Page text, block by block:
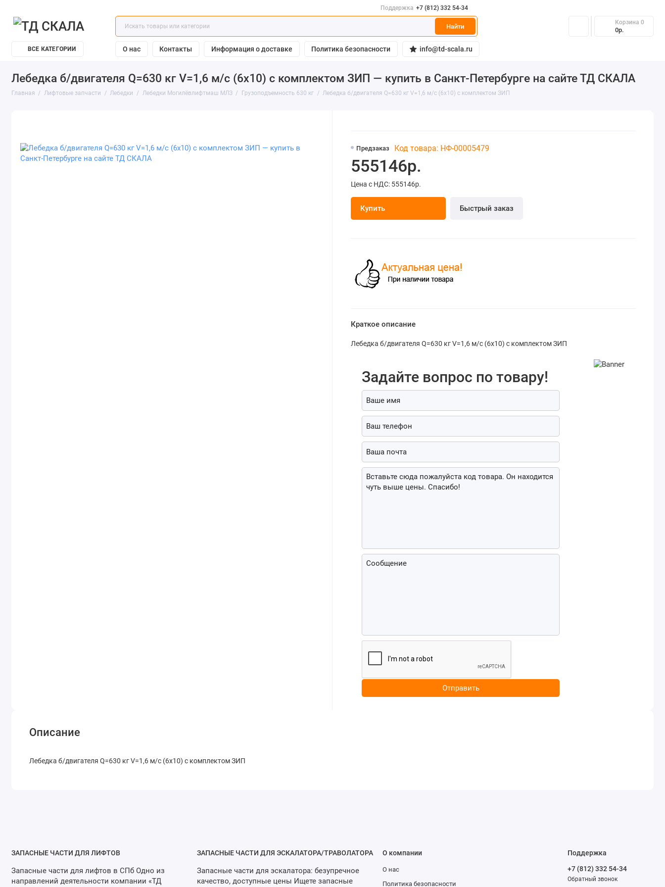
Поддержка +7 (812) 332 54-34
Найти
Корзина 0
0р.
ВСЕ КАТЕГОРИИ О нас Контакты Информация о доставке Политика безопасности info@td-scala.ru
Лебедка б/двигателя Q=630 кг V=1,6 м/с (6х10) с комплектом ЗИП — купить в Санкт-Петербурге на сайте ТД СКАЛА
Главная Лифтовые запчасти Лебедки Лебедки Могилёвлифтмаш МЛЗ Грузоподъемность 630 кг Лебедка б/двигателя Q=630 кг V=1,6 м/с (6х10) с комплектом ЗИП
Предзаказ Код товара: НФ-00005479
555146р.
Цена с НДС: 555146р.
Купить Быстрый заказ
Краткое описание
Лебедка б/двигателя Q=630 кг V=1,6 м/с (6х10) с комплектом ЗИП
Задайте вопрос по товару!
Отправить
Описание
Лебедка б/двигателя Q=630 кг V=1,6 м/с (6х10) с комплектом ЗИП
ЗАПАСНЫЕ ЧАСТИ ДЛЯ ЛИФТОВ
Запасные части для лифтов в СПб Одно из
направлений деятельности компании «ТД
ЗАПАСНЫЕ ЧАСТИ ДЛЯ ЭСКАЛАТОРА/ТРАВОЛАТОРА
Запасные части для эскалатора: безупречное
качество, доступные цены Ищете запасные
О компании
О нас
Политика безопасности
Поддержка
+7 (812) 332 54-34
Обратный звонок